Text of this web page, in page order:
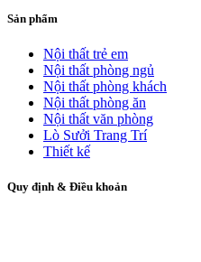
Sản phẩm
Nội thất trẻ em
Nội thất phòng ngủ
Nội thất phòng khách
Nội thất phòng ăn
Nội thất văn phòng
Lò Sưởi Trang Trí
Thiết kế
Quy định & Điều khoản